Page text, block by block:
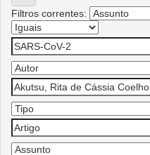
Filtros correntes: